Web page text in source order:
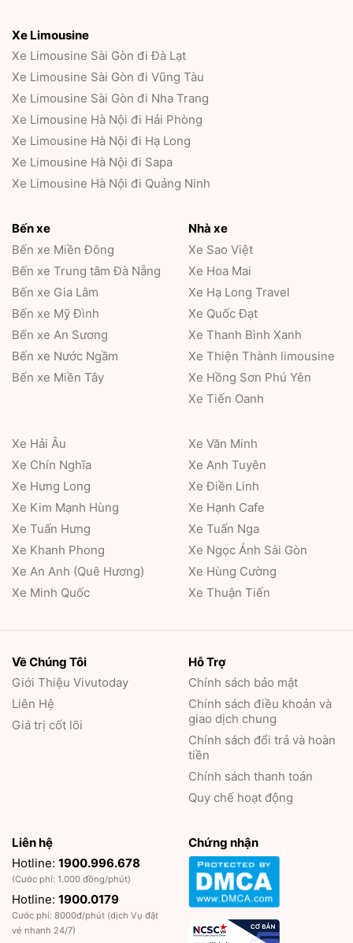
Xe Limousine
Xe Limousine Sài Gòn đi Đà Lạt
Xe Limousine Sài Gòn đi Vũng Tàu
Xe Limousine Sài Gòn đi Nha Trang
Xe Limousine Hà Nội đi Hải Phòng
Xe Limousine Hà Nội đi Hạ Long
Xe Limousine Hà Nội đi Sapa
Xe Limousine Hà Nội đi Quảng Ninh
Bến xe
Bến xe Miền Đông
Bến xe Trung tâm Đà Nẵng
Bến xe Gia Lâm
Bến xe Mỹ Đình
Bến xe An Sương
Bến xe Nước Ngầm
Bến xe Miền Tây
Nhà xe
Xe Sao Việt
Xe Hoa Mai
Xe Hạ Long Travel
Xe Quốc Đạt
Xe Thanh Bình Xanh
Xe Thiện Thành limousine
Xe Hồng Sơn Phú Yên
Xe Tiến Oanh
Xe Hải Âu
Xe Chín Nghĩa
Xe Hưng Long
Xe Kim Mạnh Hùng
Xe Tuấn Hưng
Xe Khanh Phong
Xe An Anh (Quê Hương)
Xe Minh Quốc
Xe Văn Minh
Xe Anh Tuyên
Xe Điền Linh
Xe Hạnh Cafe
Xe Tuấn Nga
Xe Ngọc Ánh Sài Gòn
Xe Hùng Cường
Xe Thuận Tiến
Về Chúng Tôi
Giới Thiệu Vivutoday
Liên Hệ
Giá trị cốt lõi
Hỗ Trợ
Chính sách bảo mật
Chính sách điều khoản và
giao dịch chung
Chính sách đổi trả và hoàn
tiền
Chính sách thanh toán
Quy chế hoạt động
Liên hệ
Hotline: 1900.996.678
(Cước phí: 1.000 đồng/phút)
Hotline: 1900.0179
Cước phí: 8000đ/phút (dịch Vụ đặt
vé nhanh 24/7)
Chứng nhận